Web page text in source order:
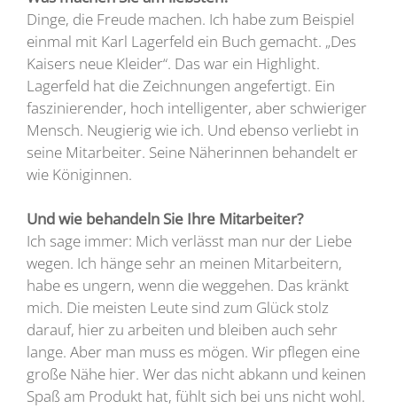
Dinge, die Freude machen. Ich habe zum Beispiel
einmal mit Karl Lagerfeld ein Buch gemacht. „Des
Kaisers neue Kleider“. Das war ein Highlight.
Lagerfeld hat die Zeichnungen angefertigt. Ein
faszinierender, hoch intelligenter, aber schwieriger
Mensch. Neugierig wie ich. Und ebenso verliebt in
seine Mitarbeiter. Seine Näherinnen behandelt er
wie Königinnen.
Und wie behandeln Sie Ihre Mitarbeiter?
Ich sage immer: Mich verlässt man nur der Liebe
wegen. Ich hänge sehr an meinen Mitarbeitern,
habe es ungern, wenn die weggehen. Das kränkt
mich. Die meisten Leute sind zum Glück stolz
darauf, hier zu arbeiten und bleiben auch sehr
lange. Aber man muss es mögen. Wir pflegen eine
große Nähe hier. Wer das nicht abkann und keinen
Spaß am Produkt hat, fühlt sich bei uns nicht wohl.